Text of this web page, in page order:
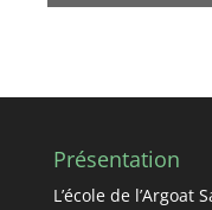
Présentation
L’école de l’Argoat